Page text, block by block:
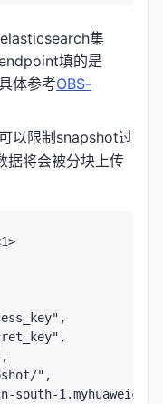
集
填的是
体参考OBS-
以限制snapshot过
据将会被分块上传
",
south-